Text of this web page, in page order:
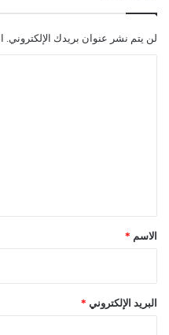
لن يتم نشر عنوان بريدك الإلكتروني.
*الاسم *
البريد الإلكتروني *